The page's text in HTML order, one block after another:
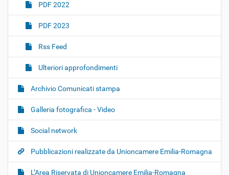
PDF 2022
PDF 2023
Rss Feed
Ulteriori approfondimenti
Archivio Comunicati stampa
Galleria fotografica - Video
Social network
Pubblicazioni realizzate da Unioncamere Emilia-Romagna
L’Area Riservata di Unioncamere Emilia-Romagna